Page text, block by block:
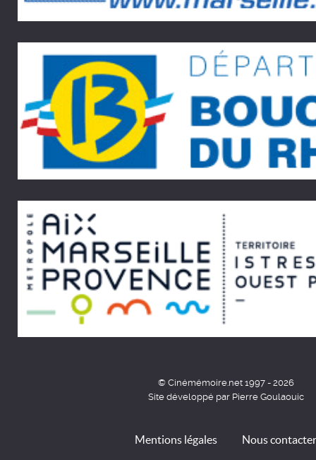
© Cinémémoire.net 1997 - 2026
Site développé par Pierre Goulaouic
Mentions légales Nous contacter